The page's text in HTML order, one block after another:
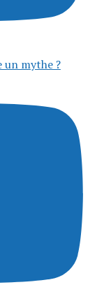
un mythe ?